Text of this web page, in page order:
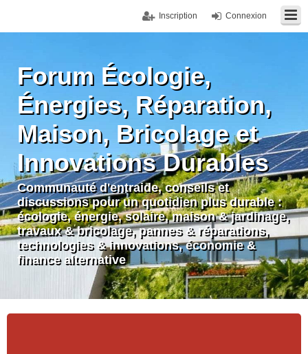
Connexion
Inscription
Forum Écologie,
Énergies, Réparation,
Maison, Bricolage et
Innovations Durables
Communauté d'entraide, conseils et
discussions pour un quotidien plus durable :
écologie, énergie, solaire, maison & jardinage,
travaux & bricolage, pannes & réparations,
technologies & innovations, économie &
finance alternative